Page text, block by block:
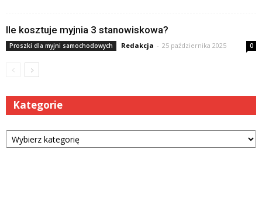
Ile kosztuje myjnia 3 stanowiskowa?
Proszki dla myjni samochodowych Redakcja - 25 października 2025 0
Kategorie
Kategorie